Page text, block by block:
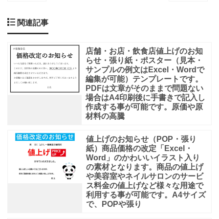
関連記事
店舗・お店・飲食店値上げのお知
らせ・張り紙・ポスター（見本・
サンプルの例文はExcel・Wordで
編集が可能）テンプレートです。
PDFは文章がそのままで問題ない
場合はA4印刷後に手書きで記入し
作成する事が可能です。原価や原
材料の高騰
値上げのお知らせ（POP・張り
紙）商品価格の改定「Excel・
Word」のかわいいイラスト入り
の素材となります。商品の値上げ
や美容室やネイルサロンのサービ
ス料金の値上げなど様々な用途で
利用する事が可能です。A4サイズ
で、POPや張り